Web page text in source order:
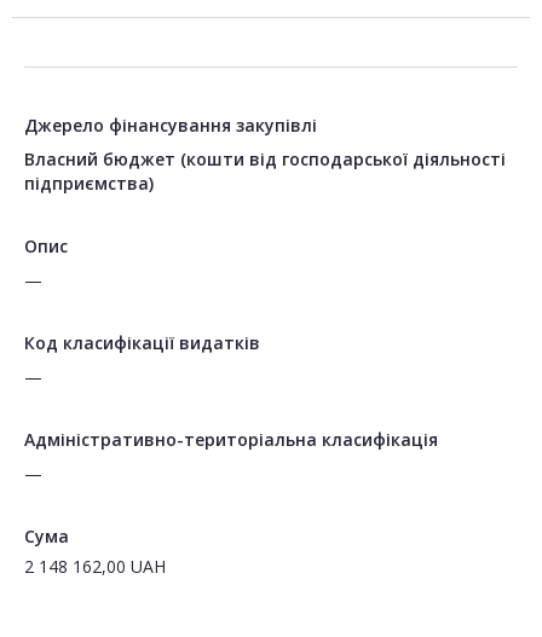
Джерело фінансування закупівлі
Власний бюджет (кошти від господарської діяльності
підприємства)
Опис
—
Код класифікації видатків
—
Адміністративно-територіальна класифікація
—
Сума
2 148 162,00 UAH